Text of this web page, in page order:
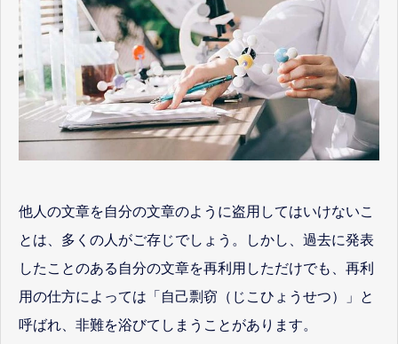
他人の文章を自分の文章のように盗用してはいけないこ
とは、多くの人がご存じでしょう。しかし、過去に発表
したことのある自分の文章を再利用しただけでも、再利
用の仕方によっては「自己剽窃（じこひょうせつ）」と
呼ばれ、非難を浴びてしまうことがあります。